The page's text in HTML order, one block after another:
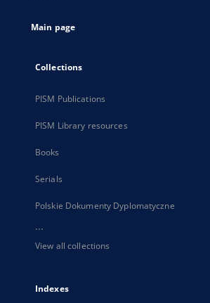
Main page
Collections
PISM Publications
PISM Library resources
Books
Serials
Polskie Dokumenty Dyplomatyczne
...
View all collections
Indexes